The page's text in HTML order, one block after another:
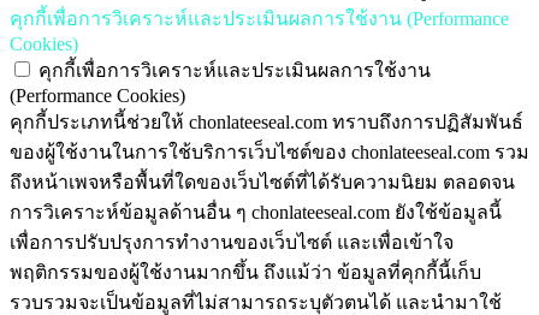
คุกกี้เพื่อการวิเคราะห์และประเมินผลการใช้งาน (Performance
Cookies)
คุกกี้เพื่อการวิเคราะห์และประเมินผลการใช้งาน
(Performance Cookies)
คุกกี้ประเภทนี้ช่วยให้ chonlateeseal.com ทราบถึงการปฏิสัมพันธ์
ของผู้ใช้งานในการใช้บริการเว็บไซต์ของ chonlateeseal.com รวม
ถึงหน้าเพจหรือพื้นที่ใดของเว็บไซต์ที่ได้รับความนิยม ตลอดจน
การวิเคราะห์ข้อมูลด้านอื่น ๆ chonlateeseal.com ยังใช้ข้อมูลนี้
เพื่อการปรับปรุงการทำงานของเว็บไซต์ และเพื่อเข้าใจ
พฤติกรรมของผู้ใช้งานมากขึ้น ถึงแม้ว่า ข้อมูลที่คุกกี้นี้เก็บ
รวบรวมจะเป็นข้อมูลที่ไม่สามารถระบุตัวตนได้ และนำมาใช้